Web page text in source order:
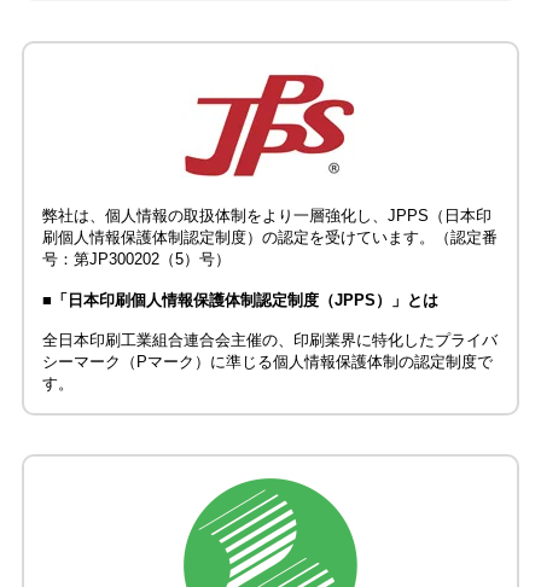
弊社は、個人情報の取扱体制をより一層強化し、JPPS（日本印
刷個人情報保護体制認定制度）の認定を受けています。（認定番
号：第JP300202（5）号）
■「日本印刷個人情報保護体制認定制度（JPPS）」とは
全日本印刷工業組合連合会主催の、印刷業界に特化したプライバ
シーマーク（Pマーク）に準じる個人情報保護体制の認定制度で
す。